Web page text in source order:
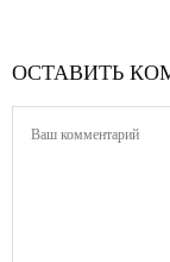
ОСТАВИТЬ